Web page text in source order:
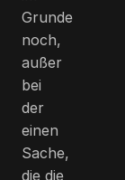
Grunde
noch,
außer
bei
der
einen
Sache,
die die